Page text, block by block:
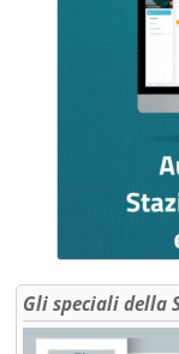
Gli speciali della